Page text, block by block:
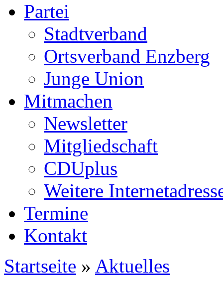
Partei
Stadtverband
Ortsverband Enzberg
Junge Union
Mitmachen
Newsletter
Mitgliedschaft
CDUplus
Weitere
Termine
Kontakt
Startseite » Aktuelles